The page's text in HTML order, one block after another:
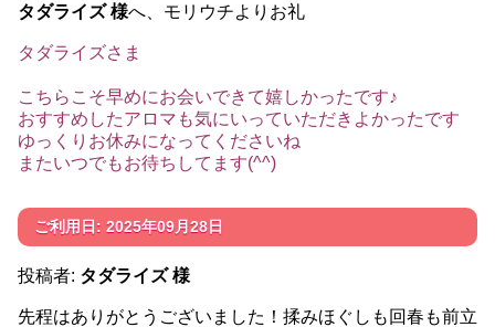
タダライズ 様へ、モリウチよりお礼
タダライズさま
こちらこそ早めにお会いできて嬉しかったです♪
おすすめしたアロマも気にいっていただきよかったです
ゆっくりお休みになってくださいね
またいつでもお待ちしてます(^^)
ご利用日: 2025年09月28日
投稿者: タダライズ 様
先程はありがとうございました！揉みほぐしも回春も前立